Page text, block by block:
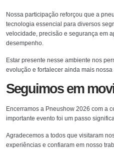
Nossa participação reforçou que a
tecnologia essencial para diversos
velocidade, precisão e segurança em
desempenho.
Estar presente nesse ambiente nos
evolução e fortalecer ainda mais
Seguimos em
Encerramos a Pneushow 2026 com a
importante evento foi um passo
Agradecemos a todos que visitaram
experiências e confiaram em nosso